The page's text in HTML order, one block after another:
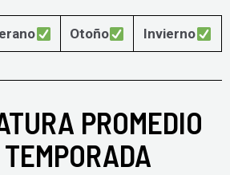
Otoño Invierno
PROMEDIO